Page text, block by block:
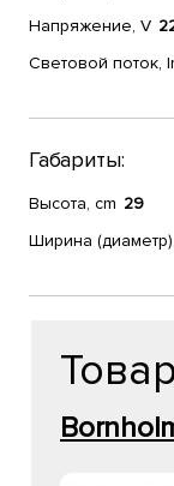
Напряжение, V
Световой поток,
Габариты:
Высота, cm 29
Ширина